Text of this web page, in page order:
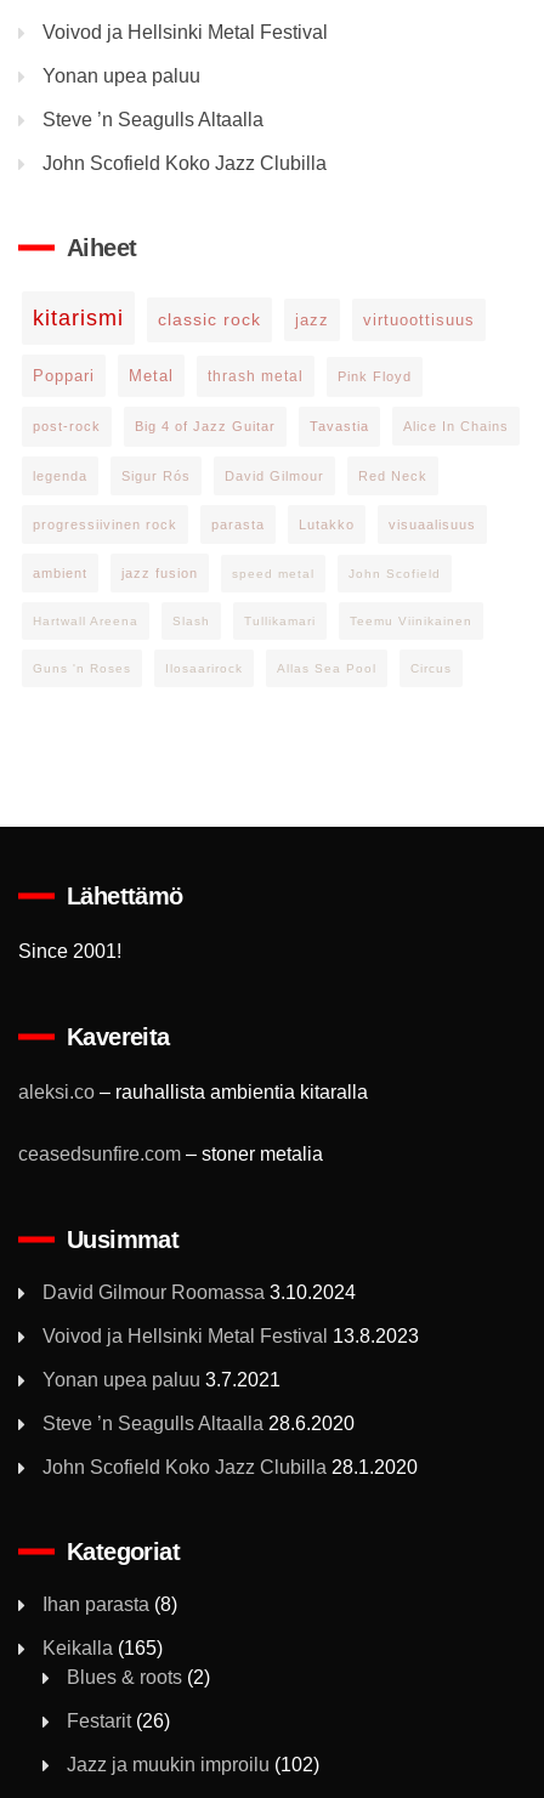
Voivod ja Hellsinki Metal Festival
Yonan upea paluu
Steve ’n Seagulls Altaalla
John Scofield Koko Jazz Clubilla
Aiheet
kitarismi classic rock jazz virtuoottisuus
Poppari Metal thrash metal Pink Floyd
post-rock Big 4 of Jazz Guitar Tavastia Alice In Chains
legenda Sigur Rós David Gilmour Red Neck
progressiivinen rock parasta Lutakko visuaalisuus
ambient jazz fusion speed metal John Scofield
Hartwall Areena Slash Tullikamari Teemu Viinikainen
Guns 'n Roses Ilosaarirock Allas Sea Pool Circus
Lähettämö
Since 2001!
Kavereita
aleksi.co – rauhallista ambientia kitaralla
ceasedsunfire.com – stoner metalia
Uusimmat
David Gilmour Roomassa 3.10.2024
Voivod ja Hellsinki Metal Festival 13.8.2023
Yonan upea paluu 3.7.2021
Steve ’n Seagulls Altaalla 28.6.2020
John Scofield Koko Jazz Clubilla 28.1.2020
Kategoriat
Ihan parasta (8)
Keikalla (165)
Blues & roots (2)
Festarit(26)
Jazz ja muukin improilu (102)